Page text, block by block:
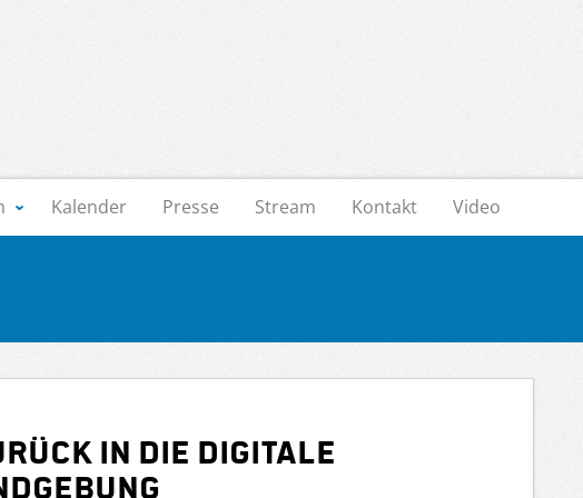
Kalender Presse Stream Kontakt Video
in die digitale